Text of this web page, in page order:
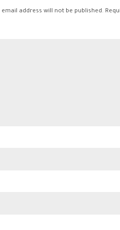
email address will not be published.